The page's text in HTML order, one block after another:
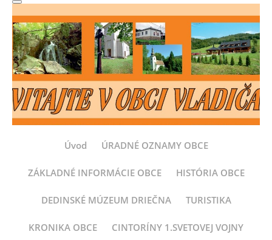
Úvod ÚRADNÉ OZNAMY OBCE
ZÁKLADNÉ INFORMÁCIE OBCE HISTÓRIA OBCE
DEDINSKÉ MÚZEUM DRIEČNA TURISTIKA
KRONIKA OBCE CINTORÍNY 1.SVETOVEJ VOJNY